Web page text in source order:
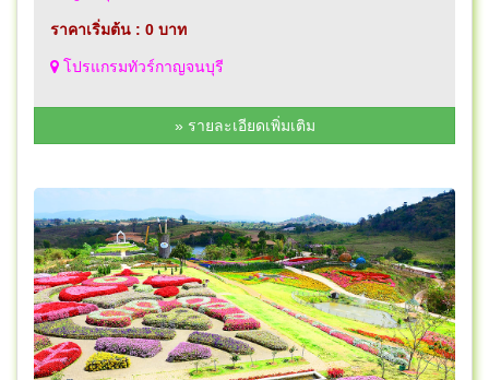
ราคาเริ่มต้น : 0 บาท
โปรแกรมทัวร์กาญจนบุรี
» รายละเอียดเพิ่มเติม